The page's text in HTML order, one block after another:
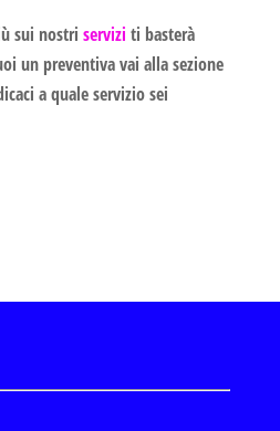
sui nostri servizi ti basterà
un preventiva vai alla sezione
a quale servizio sei